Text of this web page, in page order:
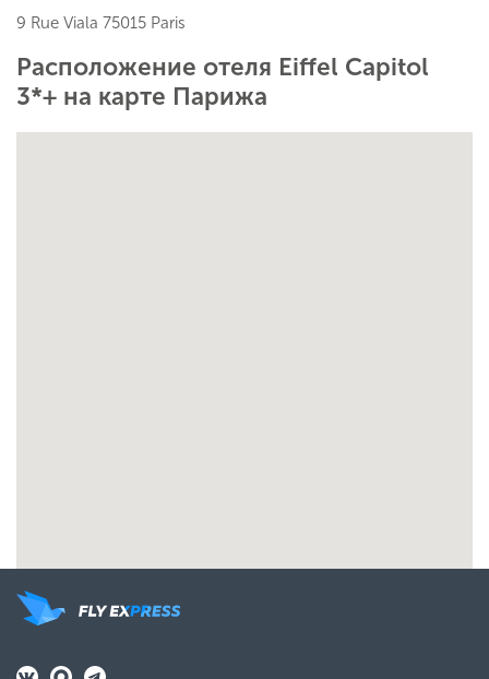
9 Rue Viala 75015 Paris
Расположение отеля Eiffel Capitol
3*+ на карте Парижа